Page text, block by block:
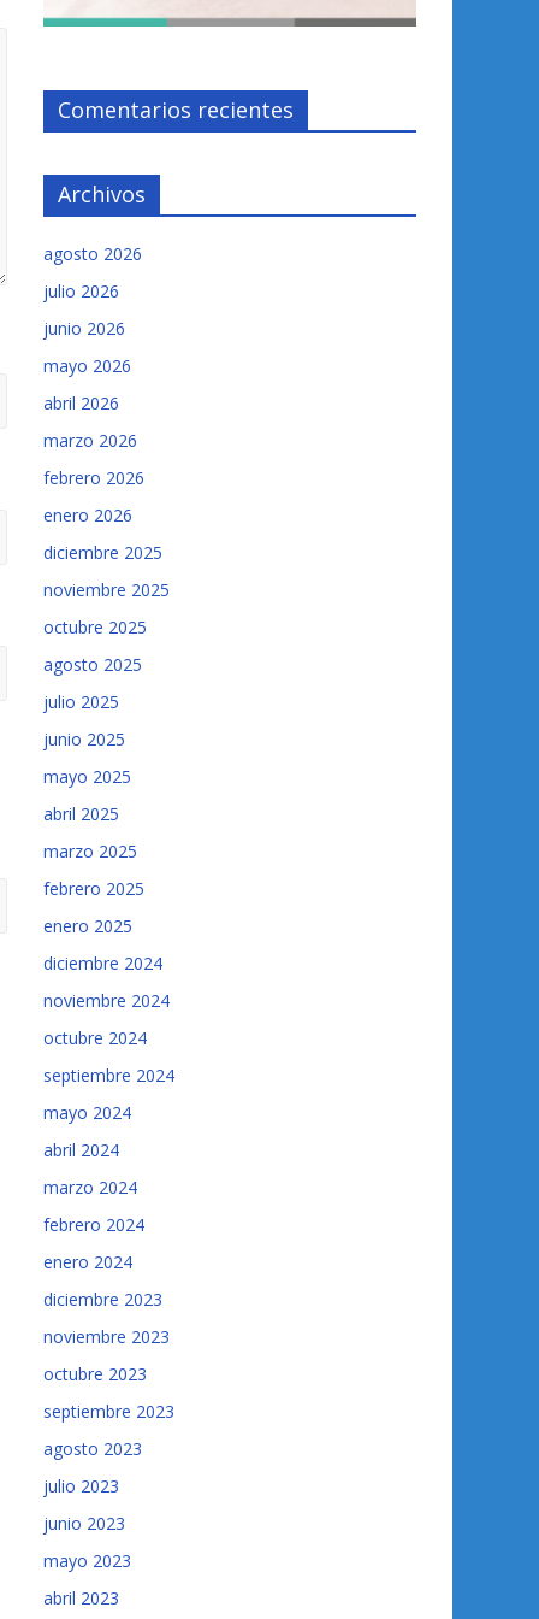
Comentarios recientes
Archivos
agosto 2026
julio 2026
junio 2026
mayo 2026
abril 2026
marzo 2026
febrero 2026
enero 2026
diciembre 2025
noviembre 2025
octubre 2025
agosto 2025
julio 2025
junio 2025
mayo 2025
abril 2025
marzo 2025
febrero 2025
enero 2025
diciembre 2024
noviembre 2024
octubre 2024
septiembre 2024
mayo 2024
abril 2024
marzo 2024
febrero 2024
enero 2024
diciembre 2023
noviembre 2023
octubre 2023
septiembre 2023
agosto 2023
julio 2023
junio 2023
mayo 2023
abril 2023